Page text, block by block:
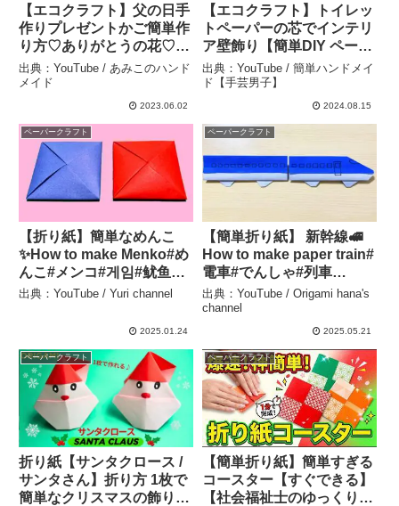
【エコクラフト】父の日手
作りプレゼントかご簡単作
り方♡ありがとうの花♡フ
ラワーアレンジメント♡誕
生日や送別会にラッピング
バスケット♡小物入れや収
ラフトバンド・ペーパーク
ラフト – あみこのハンドメ
イド
出典：YouTube / あみこのハンド
メイド
2023.06.02
【エコクラフト】トイレッ
トペーパーの芯でインテリ
ア壁飾り【簡単DIY ペーパ
ークラフト】 – 簡単ハンド
メイド【手芸男子】
出典：YouTube / 簡単ハンドメイ
ド【手芸男子】
2024.08.15
ペーパークラフト
【折り紙】簡単なめんこ
✨How to make Menko#め
んこ#メンコ#게임#鱿鱼游
戏#おもちゃ#オモチャ
딱지#折り方#おりがみ
channel
出典：YouTube / Yuri channel
2025.01.24
ペーパークラフト
【簡単折り紙】 新幹線🚅
How to make paper train#
電車#でんしゃ#列車
#रेलगाड़ी#train#trem#tren#
Zug#기차#高铁#折り方#お
りがみ#origami#紙 –
出典：YouTube / Origami hana's
channel
2025.05.21
ペーパークラフト
折り紙【サンタクロース /
サンタさん】折り方 1枚で
簡単なクリスマスの飾り
ペーパークラフト
【簡単折り紙】簡単すぎる
コースター【すぐできる】
【社会福祉士のゆっくり解